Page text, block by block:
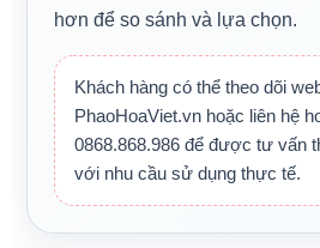
hơn để so sánh và lựa chọn.
Khách hàng có thể theo dõi
PhaoHoaViet.vn hoặc liên hệ
0868.868.986 để được tư vấn
với nhu cầu sử dụng thực tế.